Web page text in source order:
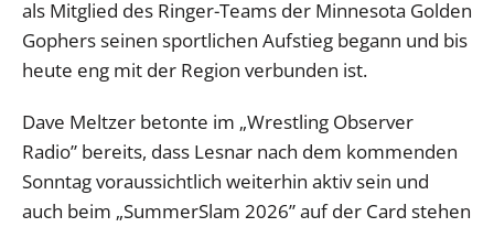
als Mitglied des Ringer-Teams der Minnesota Golden
Gophers seinen sportlichen Aufstieg begann und bis
heute eng mit der Region verbunden ist.
Dave Meltzer betonte im „Wrestling Observer
Radio” bereits, dass Lesnar nach dem kommenden
Sonntag voraussichtlich weiterhin aktiv sein und
auch beim „SummerSlam 2026” auf der Card stehen